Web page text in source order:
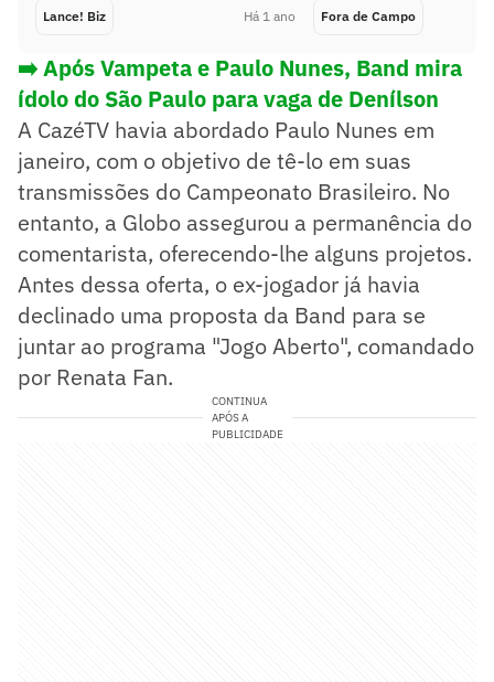
Lance! Biz Há 1 ano Fora de Campo
➡️ Após Vampeta e Paulo Nunes, Band mira
ídolo do São Paulo para vaga de Denílson
A CazéTV havia abordado Paulo Nunes em
janeiro, com o objetivo de tê-lo em suas
transmissões do Campeonato Brasileiro. No
entanto, a Globo assegurou a permanência do
comentarista, oferecendo-lhe alguns projetos.
Antes dessa oferta, o ex-jogador já havia
declinado uma proposta da Band para se
juntar ao programa "Jogo Aberto", comandado
por Renata Fan.
CONTINUA
APÓS A
PUBLICIDADE